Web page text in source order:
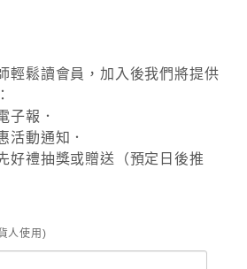
輕鬆讀會員，加入後我們將提供
子報．
活動通知．
好禮抽獎或贈送（預定日後推
人使用)